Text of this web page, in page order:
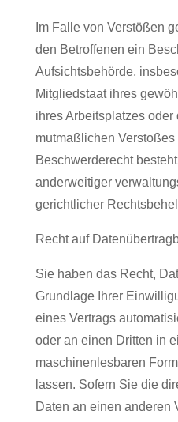
Im Falle von Verstößen
den Betroffenen ein
Aufsichtsbehörde,
Mitgliedstaat ihres
ihres Arbeitsplatzes oder
mutmaßlichen Verstoßes
Beschwerderecht
anderweitiger
gerichtlicher
Recht auf
Sie haben das Recht,
Grundlage Ihrer
eines Vertrags
oder an einen Dritten in
maschinenlesbaren
lassen. Sofern Sie die
Daten an einen anderen